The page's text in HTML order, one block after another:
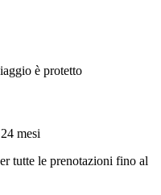
è protetto
mesi
tutte le prenotazioni fino al